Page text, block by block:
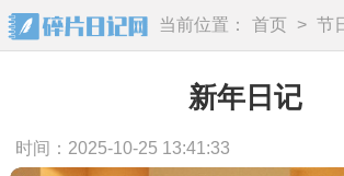
当前位置： 首页 > 节
记
新年日记
时间：2025-10-25 13:41:33